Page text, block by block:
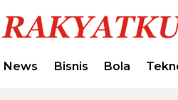
News Bisnis Bola